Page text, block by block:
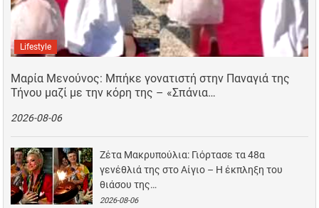
Lifestyle
Μαρία Μενούνος: Μπήκε γονατιστή στην Παναγιά της
Τήνου μαζί με την κόρη της – «Σπάνια…
2026-08-06
Ζέτα Μακρυπούλια: Γιόρτασε τα 48α
γενέθλιά της στο Αίγιο – Η έκπληξη του
θιάσου της…
2026-08-06